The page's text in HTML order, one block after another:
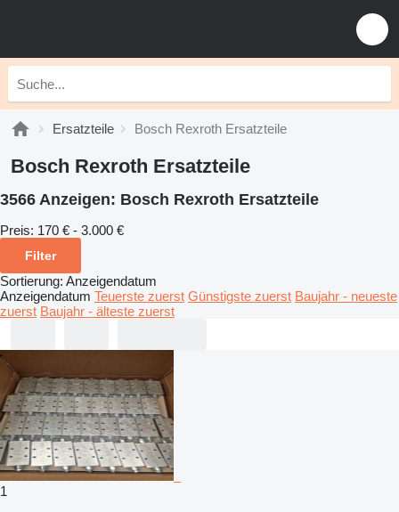
Ersatzteile Bosch Rexroth Ersatzteile
Bosch Rexroth Ersatzteile
3566 Anzeigen: Bosch Rexroth Ersatzteile
Preis: 170 € - 3.000 €
Filter
Sortierung: Anzeigendatum
Anzeigendatum Teuerste zuerst Günstigste zuerst Baujahr - neueste
zuerst Baujahr - älteste zuerst
1